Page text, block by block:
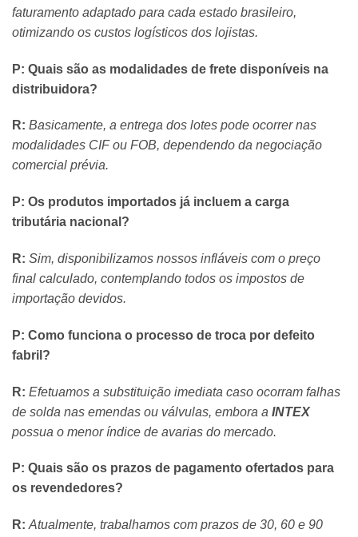
faturamento adaptado para cada estado brasileiro,
otimizando os custos logísticos dos lojistas.
P: Quais são as modalidades de frete disponíveis na
distribuidora?
R: Basicamente, a entrega dos lotes pode ocorrer nas
modalidades CIF ou FOB, dependendo da negociação
comercial prévia.
P: Os produtos importados já incluem a carga
tributária nacional?
R: Sim, disponibilizamos nossos infláveis com o preço
final calculado, contemplando todos os impostos de
importação devidos.
P: Como funciona o processo de troca por defeito
fabril?
R: Efetuamos a substituição imediata caso ocorram falhas
de solda nas emendas ou válvulas, embora a INTEX
possua o menor índice de avarias do mercado.
P: Quais são os prazos de pagamento ofertados para
os revendedores?
R: Atualmente, trabalhamos com prazos de 30, 60 e 90